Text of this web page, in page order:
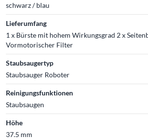
schwarz / blau
Lieferumfang
1 x Bürste mit hohem Wirkungsgrad 2 x
Vormotorischer Filter
Staubsaugertyp
Staubsauger Roboter
Reinigungsfunktionen
Staubsaugen
Höhe
37.5 mm